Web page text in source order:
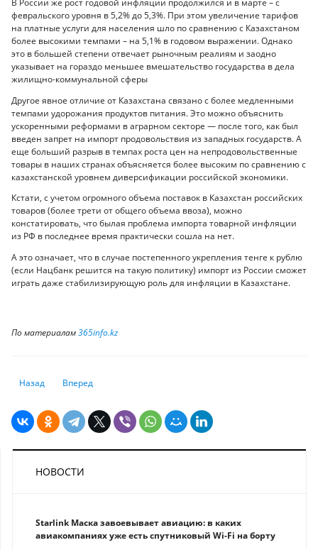
В России же рост годовой инфляции продолжился и в марте – с
февральского уровня в 5,2% до 5,3%. При этом увеличение тарифов
на платные услуги для населения шло по сравнению с Казахстаном
более высокими темпами – на 5,1% в годовом выражении. Однако
это в большей степени отвечает рыночным реалиям и заодно
указывает на гораздо меньшее вмешательство государства в дела
жилищно-коммунальной сферы
Другое явное отличие от Казахстана связано с более медленными
темпами удорожания продуктов питания. Это можно объяснить
ускоренными реформами в аграрном секторе — после того, как был
введен запрет на импорт продовольствия из западных государств. А
еще больший разрыв в темпах роста цен на непродовольственные
товары в наших странах объясняется более высоким по сравнению с
казахстанской уровнем диверсификации российской экономики.
Кстати, с учетом огромного объема поставок в Казахстан российских
товаров (более трети от общего объема ввоза), можно
констатировать, что былая проблема импорта товарной инфляции
из РФ в последнее время практически сошла на нет.
А это означает, что в случае постепенного укрепления тенге к рублю
(если Нацбанк решится на такую политику) импорт из России сможет
играть даже стабилизирующую роль для инфляции в Казахстане.
По материалам365info.kz
Предыдущий: Нацбанк РК теряет доллары
Назад Следующий: С приходом Трампа на пути китайских
Вперед
НОВОСТИ
Starlink Маска завоевывает авиацию: в каких
авиакомпаниях уже есть спутниковый Wi-Fi на борту